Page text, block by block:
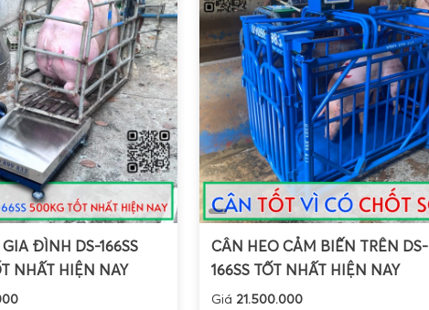
ĐÌNH DS-166SS
NHẤT HIỆN NAY
CÂN HEO CẢM BIẾN TRÊN DS-
166SS TỐT NHẤT HIỆN NAY
Giá 21.500.000